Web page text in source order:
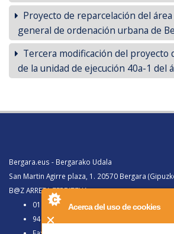
Acerca del uso de cookies
Proyecto de reparcelación del
general de ordenación urbana de
Tercera modificación del proyecto
de la unidad de ejecución 40a-1 del
Bergara.eus - Bergarako Udala
San Martin Agirre plaza, 1. 20570 Bergara
B@Z ARRETA ZERBITZUA:
010, Bergaratik deituz gero
943 77 91 00, Bergaraz kanpotik deituz gero